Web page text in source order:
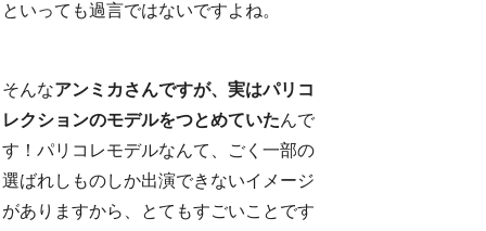
といっても過言ではないですよね。
そんなアンミカさんですが、実はパリコ
レクションのモデルをつとめていたんで
す！パリコレモデルなんて、ごく一部の
選ばれしものしか出演できないイメージ
がありますから、とてもすごいことです